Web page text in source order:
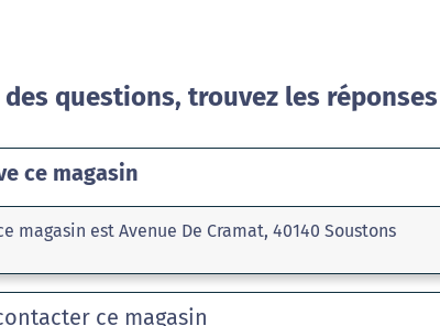
des questions, trouvez les
ce magasin
magasin est Avenue De Cramat, 40140 Soustons
ce magasin